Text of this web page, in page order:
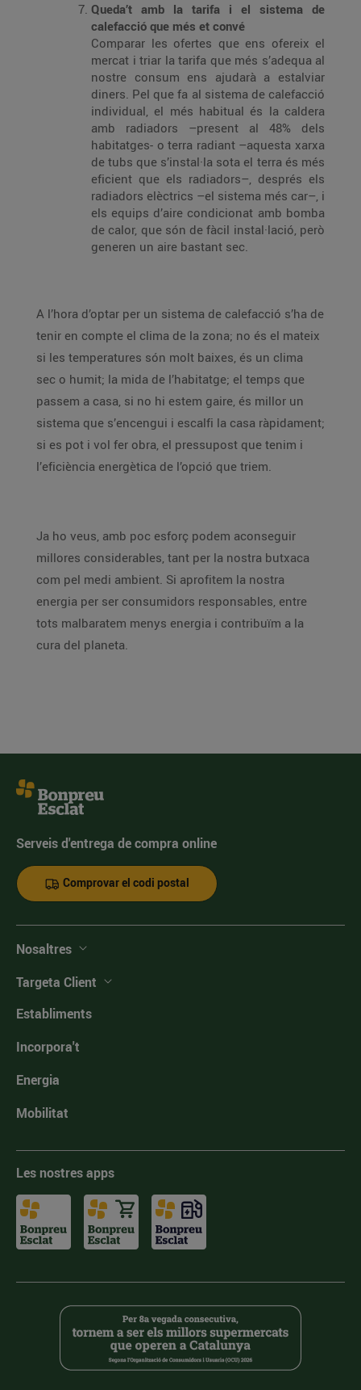
Queda’t amb la tarifa i el sistema de
calefacció que més et convé
Comparar les ofertes que ens ofereix el
mercat i triar la tarifa que més s’adequa al
nostre consum ens ajudarà a estalviar
diners. Pel que fa al sistema de calefacció
individual, el més habitual és la caldera
amb radiadors –present al 48% dels
habitatges- o terra radiant –aquesta xarxa
de tubs que s’instal·la sota el terra és més
eficient que els radiadors–, després els
radiadors elèctrics –el sistema més car–, i
els equips d’aire condicionat amb bomba
de calor, que són de fàcil instal·lació, però
generen un aire bastant sec.
A l’hora d’optar per un sistema de calefacció s’ha de
tenir en compte el clima de la zona; no és el mateix
si les temperatures són molt baixes, és un clima
sec o humit; la mida de l’habitatge; el temps que
passem a casa, si no hi estem gaire, és millor un
sistema que s’encengui i escalfi la casa ràpidament;
si es pot i vol fer obra, el pressupost que tenim i
l’eficiència energètica de l’opció que triem.
Ja ho veus, amb poc esforç podem aconseguir
millores considerables, tant per la nostra butxaca
com pel medi ambient. Si aprofitem la nostra
energia per ser consumidors responsables, entre
tots malbaratem menys energia i contribuïm a la
cura del planeta.
Serveis d'entrega de compra online
Comprovar el codi postal
Nosaltres
Targeta Client
Establiments
Incorpora't
Energia
Mobilitat
Les nostres apps